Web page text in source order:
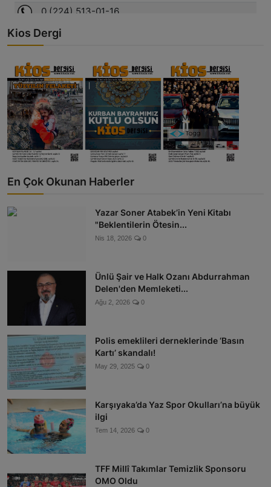
Kios Dergi
En Çok Okunan Haberler
Yazar Soner Atabek’in Yeni Kitabı
"Beklentilerin Ötesin...
Nis 18, 2026 0
Ünlü Şair ve Halk Ozanı Abdurrahman
Delen'den Memleketi...
Ağu 2, 2026 0
Polis emeklileri derneklerinde ‘Basın
Kartı’ skandalı!
May 29, 2025 0
Karşıyaka’da Yaz Spor Okulları’na büyük
ilgi
Tem 14, 2026 0
TFF Millî Takımlar Temizlik Sponsoru
OMO Oldu